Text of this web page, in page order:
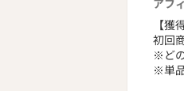
アフ
【獲
初回
※ど
※単